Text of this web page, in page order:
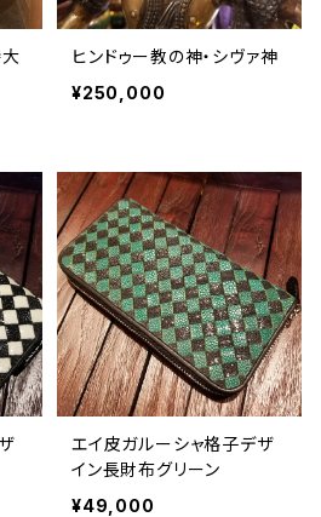
ヒンドゥー教の神・シヴァ神
¥250,000
エイ皮ガルーシャ格子デザ
イン長財布グリーン
¥49,000